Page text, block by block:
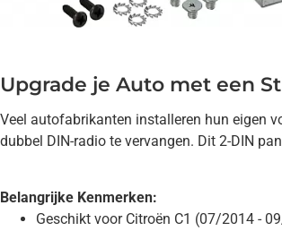
Upgrade je Auto met een
Veel autofabrikanten installeren hun eigen
dubbel DIN-radio te vervangen. Dit 2-DIN
Belangrijke Kenmerken:
Geschikt voor Citroën C1 (07/2014 -